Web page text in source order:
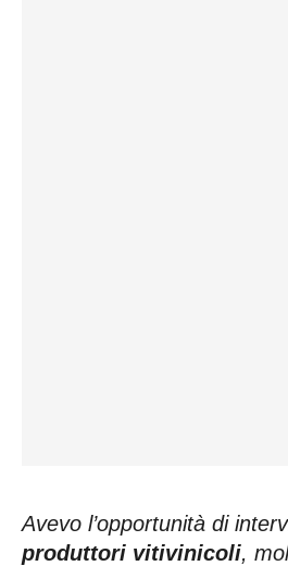
Avevo l’opportunità di
produttori vitivinicoli,